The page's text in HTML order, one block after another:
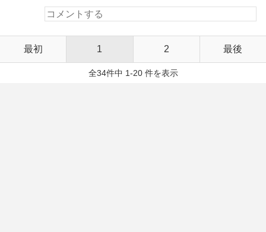
最初 1 2 最後
全34件中 1-20 件を表示